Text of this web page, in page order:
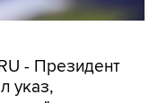
- Президент
указ,